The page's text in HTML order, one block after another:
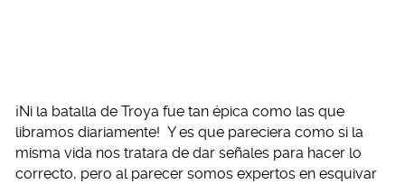
¡Ni la batalla de Troya fue tan épica como las que
libramos diariamente! Y es que pareciera como si la
misma vida nos tratara de dar señales para hacer lo
correcto, pero al parecer somos expertos en esquivar